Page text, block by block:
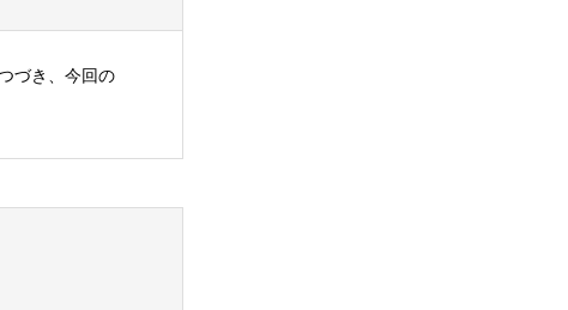
づき、今回の